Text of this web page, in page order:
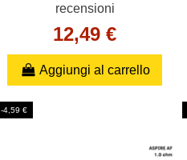
recensioni
12,49 €
Aggiungi al carrello
-4,59 €